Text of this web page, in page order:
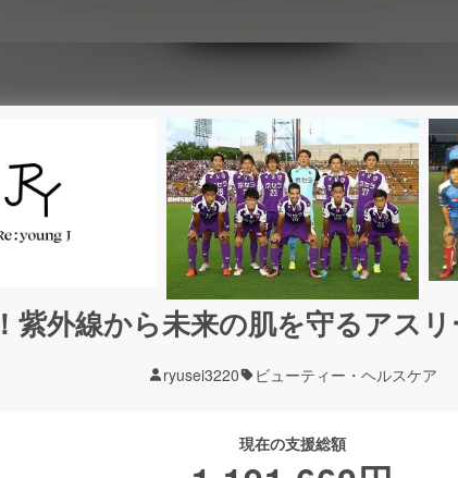
紫外線から未来の肌を守るアス
ryusei3220 ビューティー・ヘルスケア
現在の支援総額